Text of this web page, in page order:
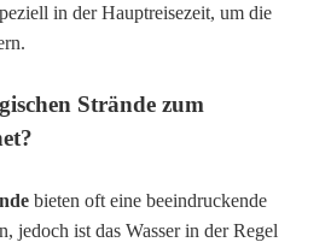
in der Hauptreisezeit, um die
Strände zum
bieten oft eine beeindruckende
jedoch ist das Wasser in der Regel